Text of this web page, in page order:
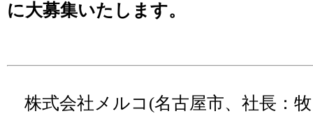
に大募集いたします。
株式会社メルコ(名古屋市、社長：